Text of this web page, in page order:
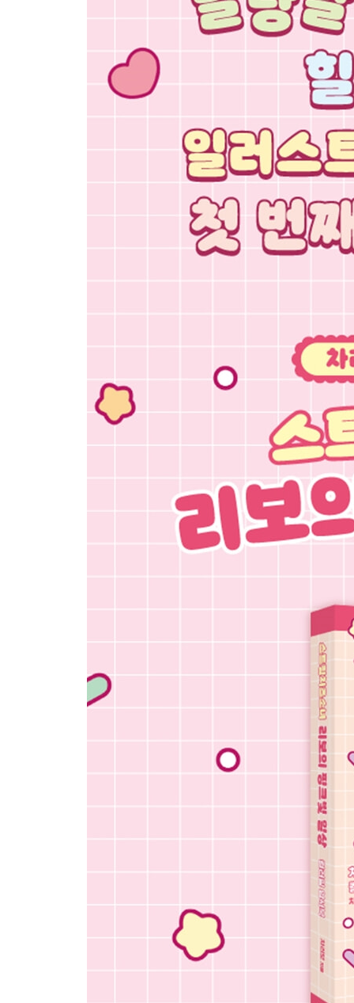
37. Ribo’s Chocolate _ 밸런타인데이
38. Ribo’s Candy _ 화이트데이
39. Ribo’s Adventure _ 회전목마
40. Ribo’s Drive _ 드림 카
41. Ribo’s Happiness _ 생일을 축하해
43. Ribo’s Play _ 아기 인형
44. Ribo’s Study _서점
45. Ribo’s Dessert _ 베이커리
46. Ribo’s Speed _ 바쁜 가게
47. Ribo’s Costume _ 핼러윈
48. Ribo’s Winter _ 사랑스러운 산타 쿠키
49. Ribo’s Skate _ 겨울 나라